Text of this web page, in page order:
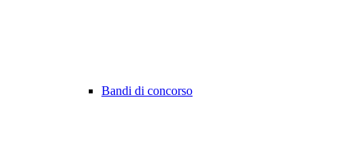
Bandi di concorso